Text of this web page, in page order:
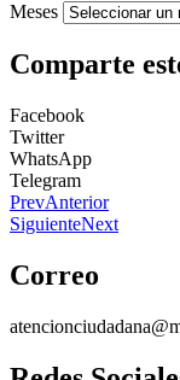
Meses
Comparte
Facebook
Twitter
WhatsApp
Telegram
PrevAnterior
SiguienteNext
Correo